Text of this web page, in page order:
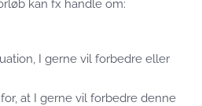
kan fx handle om:
I gerne vil forbedre eller
at I gerne vil forbedre denne